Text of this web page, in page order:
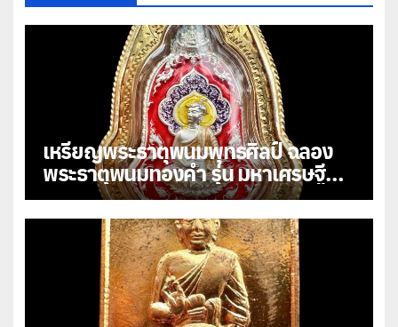
เหรียญพระธาตุพนมพุทธศิลป์ ฉลอง
พระธาตุพนมทองคำ รุ่น มหาเศรษฐี
108